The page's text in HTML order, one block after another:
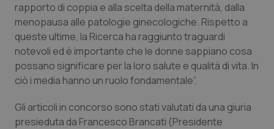
Quotidiano Pediatria
Rene & patologie urogenitali
Salute orale & impianti
Sangue & coagulazione
rapporto di coppia e alla scelta della maternità, dalla
menopausa alle patologie ginecologiche. Rispetto a
queste ultime, la Ricerca ha raggiunto traguardi
notevoli ed è importante che le donne sappiano cosa
possano significare per la loro salute e qualità di vita. In
ciò i media hanno un ruolo fondamentale”.
Gli articoli in concorso sono stati valutati da una giuria
presieduta da Francesco Brancati (Presidente